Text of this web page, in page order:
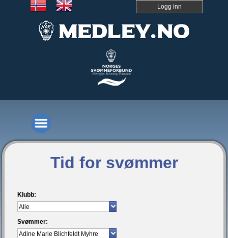
Logg inn
Tid for svømmer
Klubb:
Svømmer: